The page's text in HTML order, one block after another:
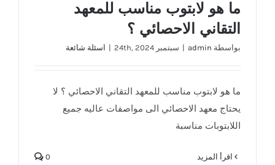
ما هو لابتوب مناسب للمعهد
التقاني الاحصائي ؟
بواسطة admin
| سبتمبر 24th, 2024 | اسئلة شائعة
ما هو لابتوب مناسب للمعهد التقاني الاحصائي ؟ لا
يحتاج معهد الاحصائي الى مواصفات عاليه جميع
اللابتوبات مناسبة
0